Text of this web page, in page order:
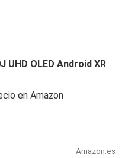
UHD OLED Android XR
en Amazon
Amazon.es